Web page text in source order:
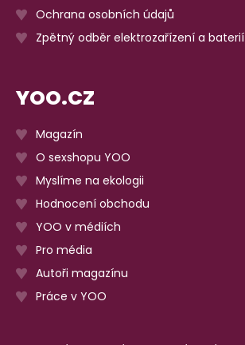
Ochrana osobních údajů
Zpětný odběr elektrozařízení a baterií
YOO.CZ
Magazín
O sexshopu YOO
Myslíme na ekologii
Hodnocení obchodu
YOO v médiích
Pro média
Autoři magazínu
Práce v YOO